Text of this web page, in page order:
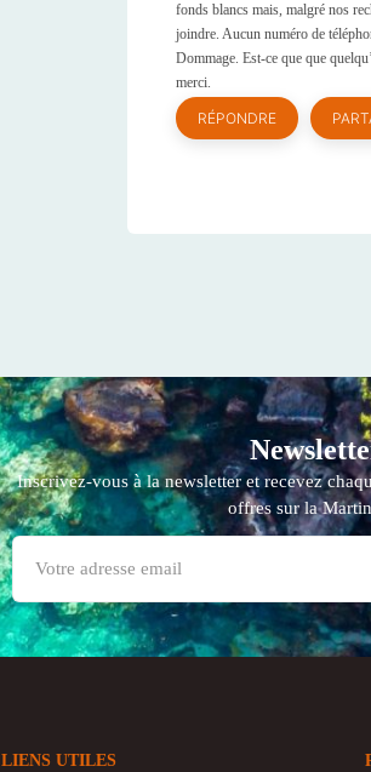
fonds blancs mais, malgré nos
joindre. Aucun numéro de
Dommage. Est-ce que que
merci.
RÉPONDRE
Inscrivez-vous à la newsletter et recevez
offres sur la
LIENS UTILES